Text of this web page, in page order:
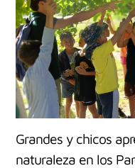
Grandes y chicos
naturaleza en los